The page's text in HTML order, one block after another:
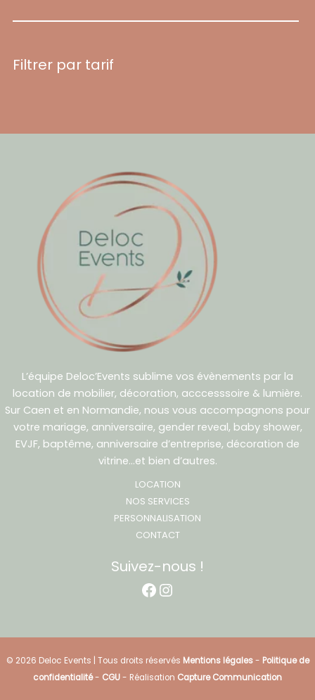
Filtrer par tarif
L’équipe Deloc’Events sublime vos évènements par la
location de mobilier, décoration, acccesssoire & lumière.
Sur Caen et en Normandie, nous vous accompagnons pour
votre mariage, anniversaire, gender reveal, baby shower,
EVJF, baptême, anniversaire d’entreprise, décoration de
vitrine…et bien d’autres.
LOCATION
NOS SERVICES
PERSONNALISATION
CONTACT
Suivez-nous !
Facebook
Instagram
© 2026 Deloc Events | Tous droits réservés Mentions légales- Politique de
confidentialité- CGU- Réalisation Capture Communication